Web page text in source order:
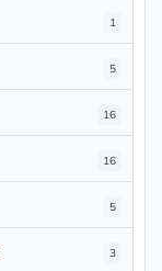
1
5
16
16
5
3